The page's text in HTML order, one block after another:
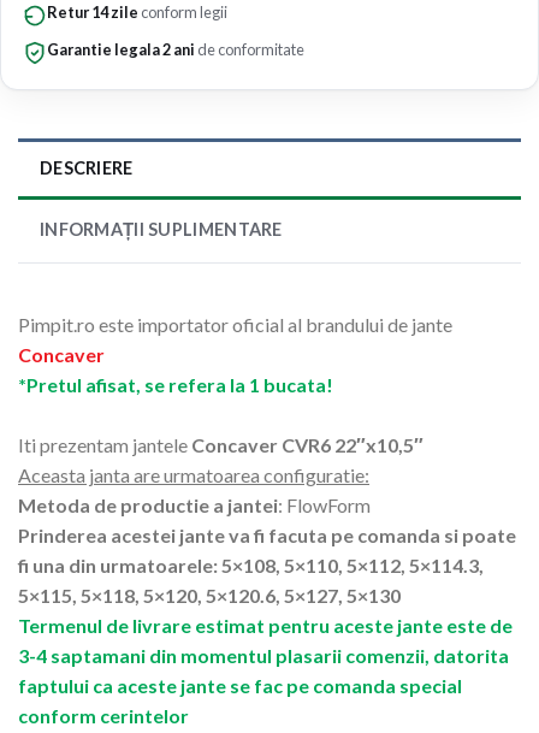
Retur 14 zile conform legii
Garantie legala 2 ani de conformitate
DESCRIERE
INFORMAȚII SUPLIMENTARE
Pimpit.ro este importator oficial al brandului de jante
Concaver
*Pretul afisat, se refera la 1 bucata!
Iti prezentam jantele Concaver CVR6 22″x10,5″
Aceasta janta are urmatoarea configuratie:
Metoda de productie a jantei: FlowForm
Prinderea acestei jante va fi facuta pe comanda si poate
fi una din urmatoarele: 5×108, 5×110, 5×112, 5×114.3,
5×115, 5×118, 5×120, 5×120.6, 5×127, 5×130
Termenul de livrare estimat pentru aceste jante este de
3-4 saptamani din momentul plasarii comenzii, datorita
faptului ca aceste jante se fac pe comanda special
conform cerintelor